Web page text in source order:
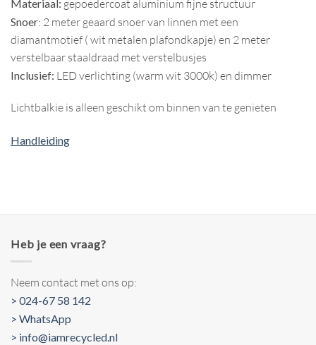
Materiaal: gepoedercoat aluminium fijne structuur
Snoer: 2 meter geaard snoer van linnen met een
diamantmotief ( wit metalen plafondkapje) en 2 meter
verstelbaar staaldraad met verstelbusjes
Inclusief: LED verlichting (warm wit 3000k) en dimmer
Lichtbalkie is alleen geschikt om binnen van te genieten
Handleiding
Heb je een vraag?
Neem contact met ons op:
> 024-67 58 142
> WhatsApp
> info@iamrecycled.nl